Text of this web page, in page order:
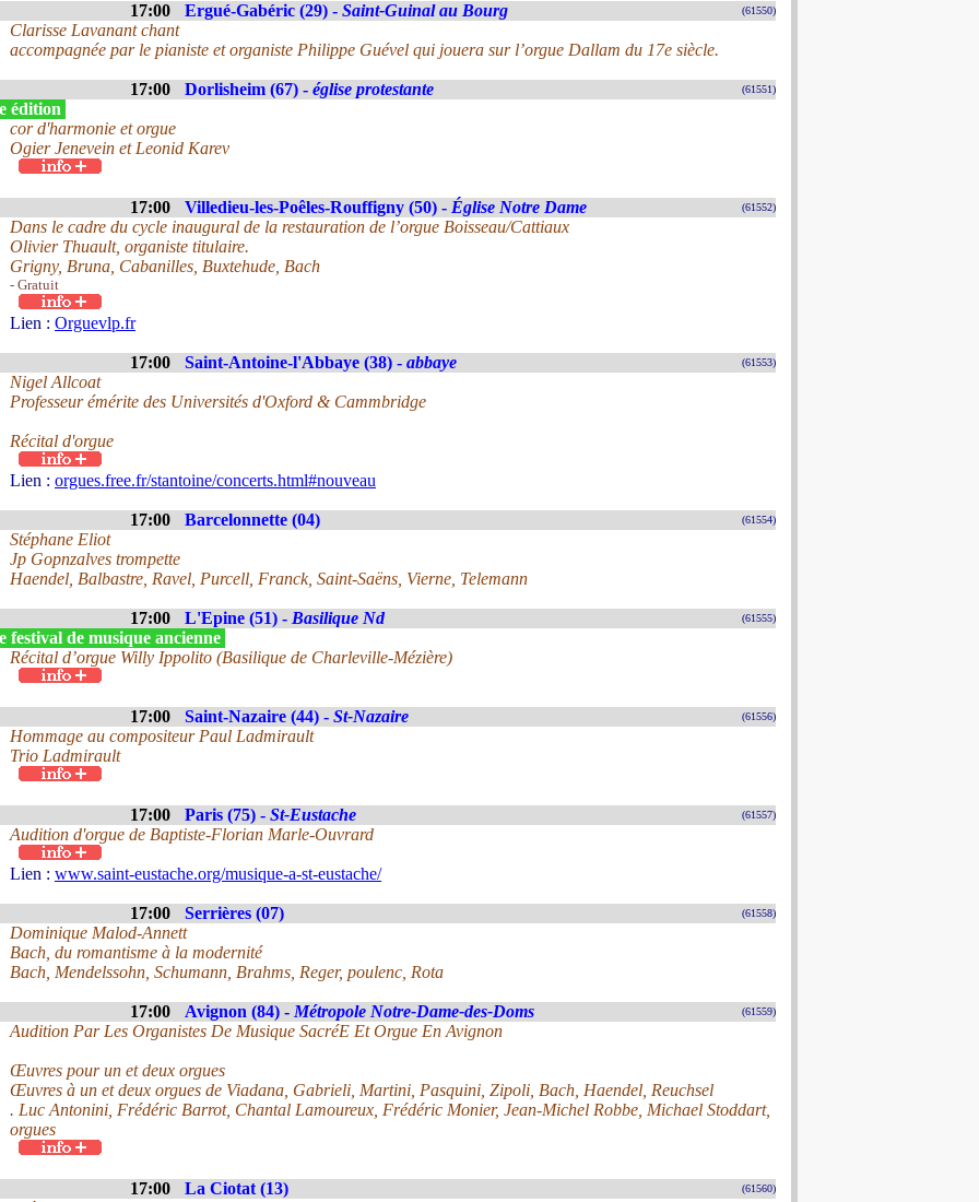
17:00 Ergué-Gabéric (29) - Saint-Guinal au Bourg (61550)
Clarisse Lavanant chant
accompagnée par le pianiste et organiste Philippe Guével qui jouera sur l’orgue Dallam du 17e siècle.
17:00 Dorlisheim (67) - église protestante (61551)
édition
cor d'harmonie et orgue
Ogier Jenevein et Leonid Karev
17:00 Villedieu-les-Poêles-Rouffigny (50) - Église Notre Dame (61552)
Dans le cadre du cycle inaugural de la restauration de l’orgue Boisseau/Cattiaux
Olivier Thuault, organiste titulaire.
Grigny, Bruna, Cabanilles, Buxtehude, Bach
- Gratuit
Lien : Orguevlp.fr
17:00 Saint-Antoine-l'Abbaye (38) - abbaye (61553)
Nigel Allcoat
Professeur émérite des Universités d'Oxford & Cammbridge
Récital d'orgue
Lien : orgues.free.fr/stantoine/concerts.html#nouveau
17:00 Barcelonnette (04) (61554)
Stéphane Eliot
Jp Gopnzalves trompette
Haendel, Balbastre, Ravel, Purcell, Franck, Saint-Saëns, Vierne, Telemann
17:00 L'Epine (51) - Basilique Nd (61555)
festival de musique ancienne
Récital d’orgue Willy Ippolito (Basilique de Charleville-Mézière)
17:00 Saint-Nazaire (44) - St-Nazaire (61556)
Hommage au compositeur Paul Ladmirault
Trio Ladmirault
17:00 Paris (75) - St-Eustache (61557)
Audition d'orgue de Baptiste-Florian Marle-Ouvrard
Lien : www.saint-eustache.org/musique-a-st-eustache/
17:00 Serrières (07) (61558)
Dominique Malod-Annett
Bach, du romantisme à la modernité
Bach, Mendelssohn, Schumann, Brahms, Reger, poulenc, Rota
17:00 Avignon (84) - Métropole Notre-Dame-des-Doms (61559)
Audition Par Les Organistes De Musique SacréE Et Orgue En Avignon
Œuvres pour un et deux orgues
Œuvres à un et deux orgues de Viadana, Gabrieli, Martini, Pasquini, Zipoli, Bach, Haendel, Reuchsel
. Luc Antonini, Frédéric Barrot, Chantal Lamoureux, Frédéric Monier, Jean-Michel Robbe, Michael Stoddart,
orgues
17:00 La Ciotat (13) (61560)